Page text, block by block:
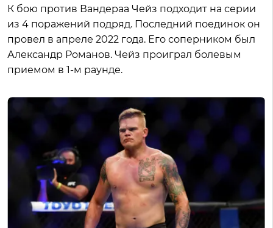
К бою против Вандераа Чейз подходит на серии
из 4 поражений подряд. Последний поединок он
провел в апреле 2022 года. Его соперником был
Александр Романов. Чейз проиграл болевым
приемом в 1-м раунде.